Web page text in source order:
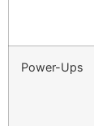
Power-Ups